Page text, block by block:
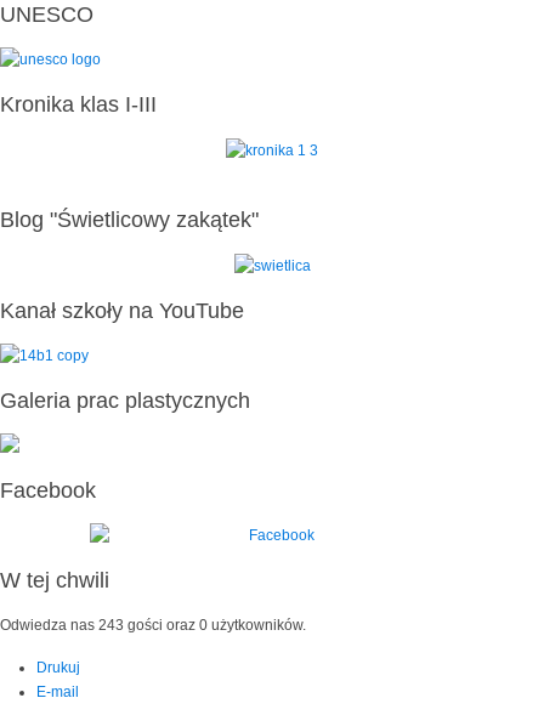
UNESCO
Kronika klas I-III
Blog "Świetlicowy zakątek"
Kanał szkoły na YouTube
Galeria prac plastycznych
Facebook
W tej chwili
Odwiedza nas 243 gości oraz 0 użytkowników.
Drukuj
E-mail